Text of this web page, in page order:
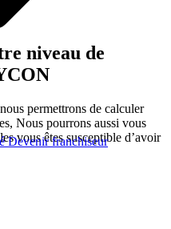
Devenir franchiseur
niveau de
permettrons de calculer
Nous pourrons aussi vous
vous êtes susceptible d’avoir